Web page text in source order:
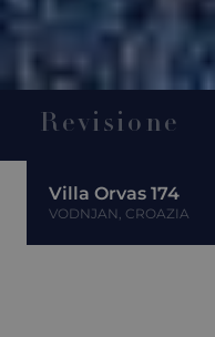
Villa Orvas 174
VODNJAN, CROAZIA
Revisione